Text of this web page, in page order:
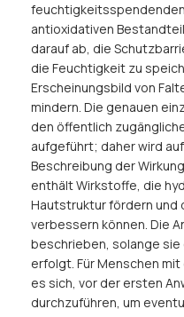
antioxidativen
darauf ab, die
die Feuchtigkeit zu
Erscheinungsbild von
mindern. Die genauen
den öffentlich
aufgeführt; daher wird
Beschreibung der
enthält Wirkstoffe, die
Hautstruktur fördern und
verbessern können. Die
beschrieben, solange sie
erfolgt. Für Menschen
es sich, vor der ersten
durchzuführen, um